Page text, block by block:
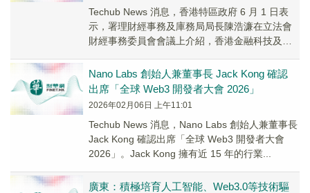
Techub News 消息，香港特區政府 6 月 1 日表
示，署理財經事務及庫務局局長陳浩濂在立法會
財經事務委員會會議上介紹，香港金融科技及第
Nano Labs 創始人兼董事長 Jack Kong 確認
出席「全球 Web3 開發者大會 2026」
2026年02月06日 上午11:01
Techub News 消息，Nano Labs 創始人兼董事長
Jack Kong 確認出席「全球 Web3 開發者大會
2026」。Jack Kong 擁有近 15 年的行業...
廣東：積極培育人工智能、Web3.0等技術驅